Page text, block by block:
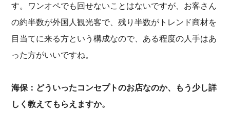
す。ワンオペでも回せないことはないですが、お客さん
の約半数が外国人観光客で、残り半数がトレンド商材を
目当てに来る方という構成なので、ある程度の人手はあ
った方がいいですね。
海保：どういったコンセプトのお店なのか、もう少し詳
しく教えてもらえますか。